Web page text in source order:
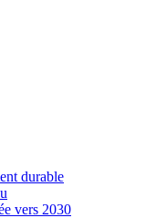
durable
vers 2030